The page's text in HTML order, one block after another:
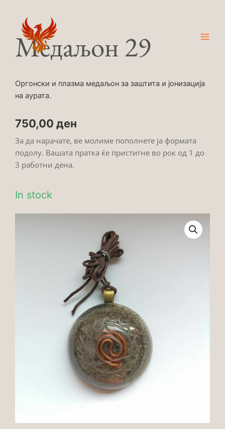
contentМедаљон 29
Оргонски и плазма медаљон за заштита и јонизација
на аурата.
750,00 ден
За да нарачате, ве молиме пополнете ја формата
подолу. Вашата пратка ќе пристигне во рок од 1 до
3 работни дена.
In stock